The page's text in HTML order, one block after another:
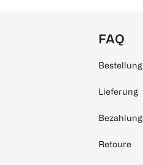
FAQ
Bestellung
Lieferung
Bezahlung
Retoure